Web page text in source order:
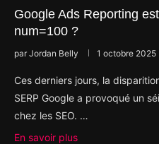
Google Ads Reporting
num=100 ?
parJordan Belly 1 octobre 2025
Ces derniers jours, la
SERP Google a provoqué un
chez les SEO. …
En savoir plus